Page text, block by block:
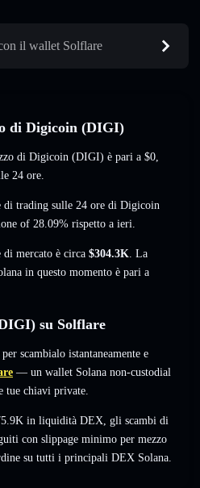
il wallet Solflare
di Digicoin (DIGI)
di Digicoin (DIGI) è pari a $0,
24 ore.
di trading sulle 24 ore di Digicoin
of 28.09% rispetto a ieri.
di mercato è circa $304.3K. La
in questo momento è pari a
su Solflare
scambialo istantaneamente e
— un wallet Solana non-custodial
tue chiavi private.
in liquidità DEX, gli scambi di
con slippage minimo per mezzo
su tutti i principali DEX Solana.